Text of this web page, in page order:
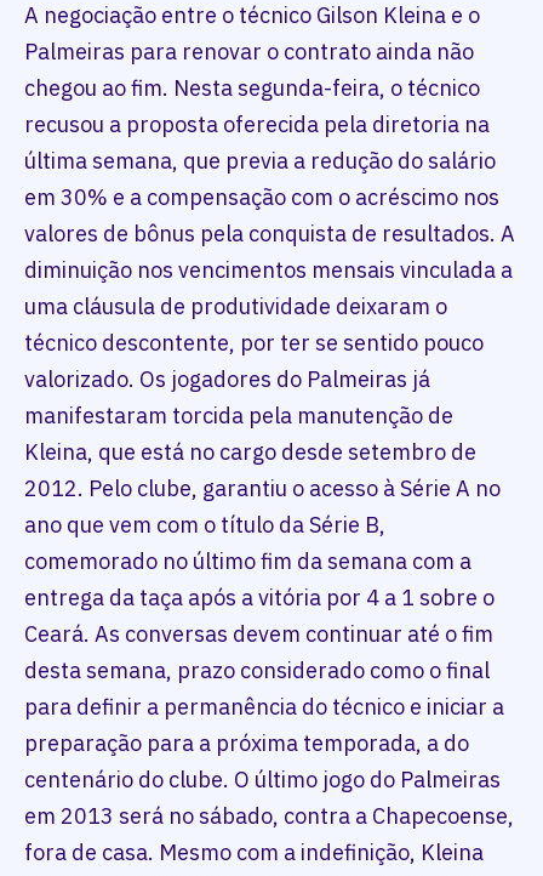
A negociação entre o técnico Gilson Kleina e o
Palmeiras para renovar o contrato ainda não
chegou ao fim. Nesta segunda-feira, o técnico
recusou a proposta oferecida pela diretoria na
última semana, que previa a redução do salário
em 30% e a compensação com o acréscimo nos
valores de bônus pela conquista de resultados. A
diminuição nos vencimentos mensais vinculada a
uma cláusula de produtividade deixaram o
técnico descontente, por ter se sentido pouco
valorizado. Os jogadores do Palmeiras já
manifestaram torcida pela manutenção de
Kleina, que está no cargo desde setembro de
2012. Pelo clube, garantiu o acesso à Série A no
ano que vem com o título da Série B,
comemorado no último fim da semana com a
entrega da taça após a vitória por 4 a 1 sobre o
Ceará. As conversas devem continuar até o fim
desta semana, prazo considerado como o final
para definir a permanência do técnico e iniciar a
preparação para a próxima temporada, a do
centenário do clube. O último jogo do Palmeiras
em 2013 será no sábado, contra a Chapecoense,
fora de casa. Mesmo com a indefinição, Kleina